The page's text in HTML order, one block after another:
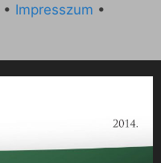
• Impresszum •